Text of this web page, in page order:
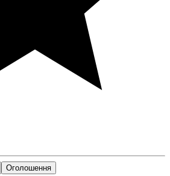
Оголошення